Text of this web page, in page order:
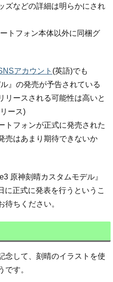
ズなどの詳細は明らかにされ
トフォン本体以外に同梱グ
アカウント (英語)でも
』の発売が予告されている
リースされる可能性は高いと
ース)
トフォンが正式に発売された
売はあまり期待できないか
原神刻晴カスタムモデル』
に正式に発表を行うというこ
待ちください。
念して、刻晴のイラストを使
です。